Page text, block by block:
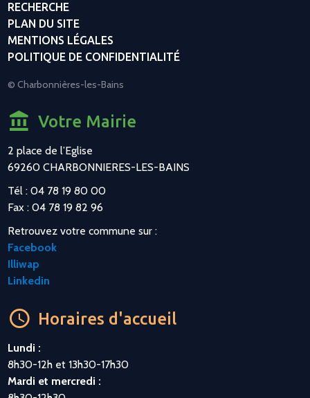
RECHERCHE
PLAN DU SITE
MENTIONS LÉGALES
POLITIQUE DE CONFIDENTIALITÉ
© Charbonnières-les-Bains
Votre Mairie
2 place de l’Eglise
69260 CHARBONNIERES-LES-BAINS
Tél : 04 78 19 80 00
Fax : 04 78 19 82 96
Retrouvez votre commune sur :
Facebook
Illiwap
Linkedin
Horaires d'accueil
Lundi :
8h30-12h et 13h30-17h30
Mardi et mercredi :